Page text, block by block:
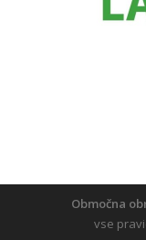
Območna
vse